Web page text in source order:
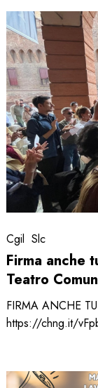
Firma
anche
tu
per
il
reintegro
di
Morena
al
Teatro
Comunale
Cgil Slc
Firma anche
Teatro
FIRMA ANCHE
https://chng.it/
Manifestazione